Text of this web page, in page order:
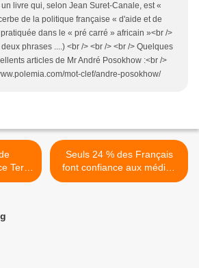
livre qui, selon Jean Suret-Canale, est «
de la politique française « d'aide et de
dans le « pré carré » africain »<br />
phrases ....) <br /> <br /> <br /> Quelques
articles de Mr André Posokhow :<br />
mot-clef/andre-posokhow/
Terre
de
Seuls 24 % des Français
font confiance aux médias
hexagonaux, un record